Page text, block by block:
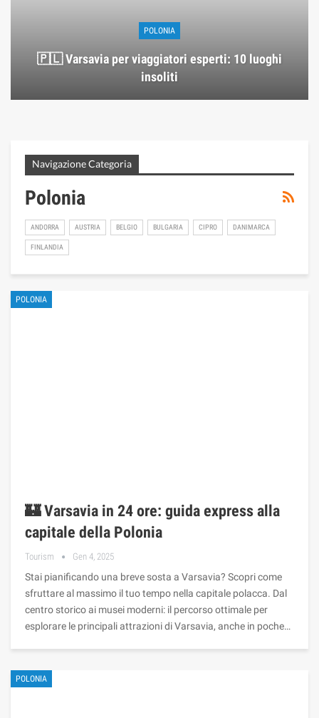
POLONIA
🇵🇱 Varsavia per viaggiatori esperti: 10 luoghi
insoliti
Navigazione Categoria
Polonia
ANDORRA AUSTRIA BELGIO BULGARIA CIPRO DANIMARCA
FINLANDIA
POLONIA
🏰 Varsavia in 24 ore: guida express alla
capitale della Polonia
Tourism Gen 4, 2025
Stai pianificando una breve sosta a Varsavia? Scopri come
sfruttare al massimo il tuo tempo nella capitale polacca. Dal
centro storico ai musei moderni: il percorso ottimale per
esplorare le principali attrazioni di Varsavia, anche in poche…
POLONIA